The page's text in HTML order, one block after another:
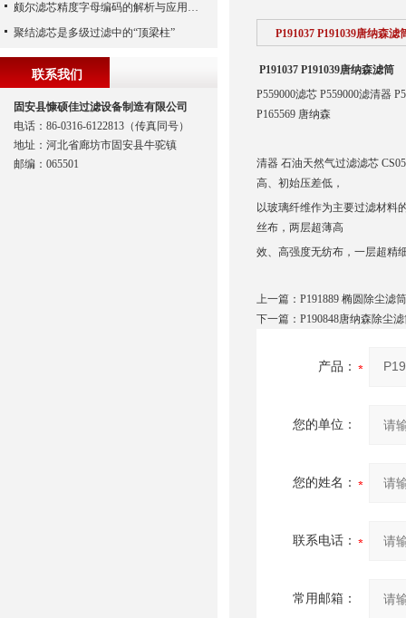
P191037 P191039唐纳森滤
P191037 P191039唐纳森滤筒
P559000滤芯 P559000滤清器
P165569 唐纳森
清器 石油天然气过滤滤芯
高、初始压差低，
以玻璃纤维作为主要过滤材料
丝布，两层超薄高
效、高强度无纺布，一层超精
上一篇： P191889 椭圆除尘滤
下一篇： P190848唐纳森除尘
产品：
您的单位：
您的姓名：
联系电话：
常用邮箱：
颇尔滤芯精度字母编码的解析与应用指南
聚结滤芯是多级过滤中的“顶梁柱”
联系我们
固安县慷硕佳过滤设备制造有限公司
电话：86-0316-6122813（传真同号）
地址：河北省廊坊市固安县牛驼镇
邮编：065501